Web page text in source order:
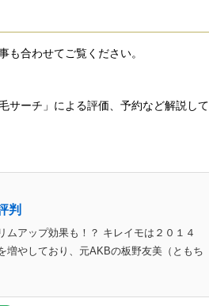
合わせてご覧ください。
サーチ」による評価、予約など解説して
判
アップ効果も！？ キレイモは２０１４
増やしており、元AKBの板野友美（ともち